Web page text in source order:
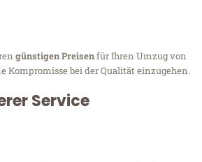
günstigen Preisenfür Ihren Umzug von
Kompromisse bei der Qualität einzugehen.
Service